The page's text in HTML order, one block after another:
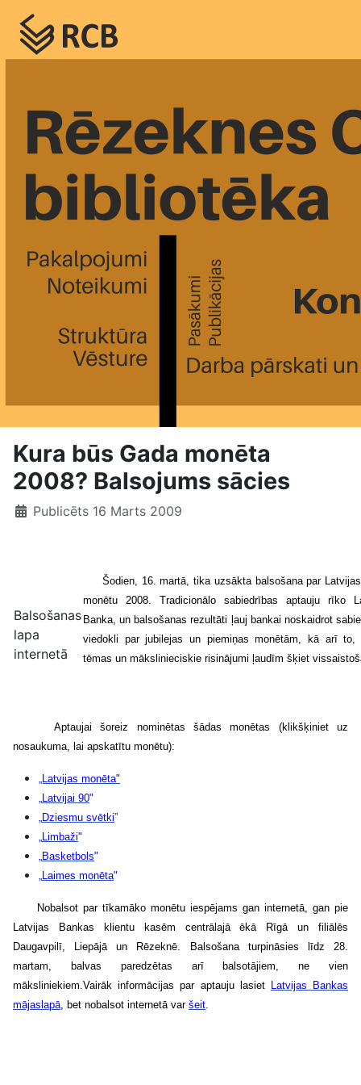
Kura būs Gada monēta
2008? Balsojums sācies
Publicēts 16 Marts 2009
Balsošanas
lapa
internetā
Šodien, 16. martā, tika uzsākta balsošana par
monētu 2008. Tradicionālo sabiedrības aptauju rīko
Banka, un balsošanas rezultāti ļauj bankai noskaidrot
viedokli par jubilejas un piemiņas monētām, kā arī to,
tēmas un mākslinieciskie risinājumi ļaudīm šķiet
Aptaujai šoreiz nominētas šādas monētas (klikšķiniet uz
nosaukuma, lai apskatītu monētu):
„Latvijas monēta"
„Latvijai 90"
„Dziesmu svētki”
„Limbaži"
„Basketbols"
„Laimes monēta"
Nobalsot par tīkamāko monētu iespējams gan internetā, gan pie
Latvijas Bankas klientu kasēm centrālajā ēkā Rīgā un filiālēs
Daugavpilī, Liepājā un Rēzeknē. Balsošana turpināsies līdz 28.
martam, balvas paredzētas arī balsotājiem, ne vien
māksliniekiem.Vairāk informācijas par aptauju lasiet Latvijas Bankas
mājaslapā, bet nobalsot internetā var šeit.